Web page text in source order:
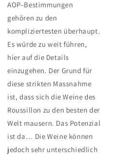
AOP–Bestimmungen
gehören zu den
kompliziertesten überhaupt.
Es würde zu weit führen,
hier auf die Details
einzugehen. Der Grund für
diese strikten Massnahme
ist, dass sich die Weine des
Roussillon zu den besten der
Welt mausern. Das Potenzial
ist da… Die Weine können
jedoch sehr unterschiedlich